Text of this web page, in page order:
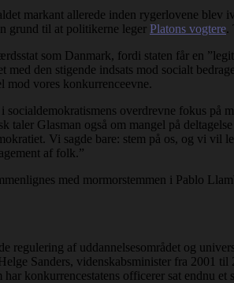
markant allerede inden rygerlovene blev
grund til at politikerne leger Platons vogtere.
som Danmark, fordi staten får en
den stigende indsats mod socialt
mod vores konkurrenceevne.
overdrevne fokus på
Glasman også om mangel på
Vi sagde bare: stem på os, og vi vil
af folk.”
med mormorstemmen i Pablo
regulering af uddannelsesområdet og
Sanders, videnskabsminister fra 2001 til
konkurrencestatens officerer sat endnu et